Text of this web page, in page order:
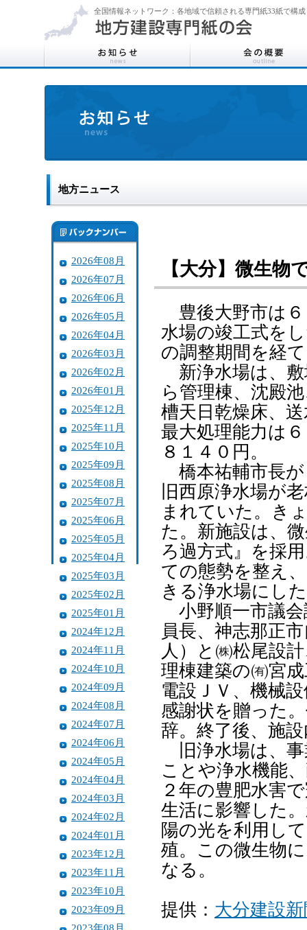
全国情報ネットワーク：各地域で信頼される専門紙33紙で構成
地方ニュース
2026年08月
2026年07月
2026年06月
2026年05月
2026年04月
2026年03月
2026年02月
2026年01月
2025年12月
2025年11月
2025年10月
2025年09月
2025年08月
2025年07月
2025年06月
2025年05月
2025年04月
2025年03月
2025年02月
2025年01月
2024年12月
2024年11月
2024年10月
2024年09月
2024年08月
2024年07月
2024年06月
2024年05月
2024年04月
2024年03月
2024年02月
2024年01月
2023年12月
2023年11月
2023年10月
2023年09月
2023年08月
【大分】微生
豊後大野市は６
水場の竣工式を
の調整期間を経
新浄水場は、敷
ら管理棟、沈殿
槽天日乾燥床、
最大処理能力は
８１４０円。
橋本祐輔市長が
旧西原浄水場が
まれていた。き
た。新施設は、
ろ過方式』を採
ての態勢を整え
きる浄水場にし
小野順一市議会
員長、神志那正
人）と㈱松尾設
理棟建築の㈲宮
電設ＪＶ、機械
感謝状を贈った
辞。終了後、施
旧浄水場は、事
ことや浄水機能
２年の豊肥水害
生活に影響した
陽の光を利用し
殖。この微生物
なる。
提供： 大分建設